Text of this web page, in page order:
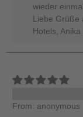
wieder
Liebe Grüße
Hotels,
From: anonymous